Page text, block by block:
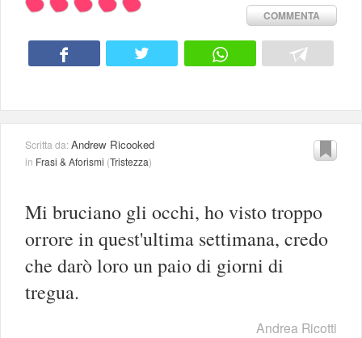
COMMENTA
Scritta da:Andrew Ricooked
in Frasi & Aforismi (Tristezza)
Mi bruciano gli occhi, ho visto troppo
orrore in quest'ultima settimana, credo
che darò loro un paio di giorni di
tregua.
Andrea Ricotti